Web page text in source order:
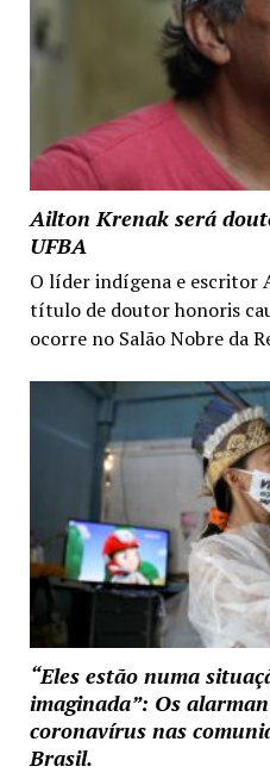
Ailton Krenak será
UFBA
O líder indígena e escritor
título de doutor honoris
ocorre no Salão Nobre da
“Eles estão numa
imaginada”: Os
coronavírus nas
Brasil.